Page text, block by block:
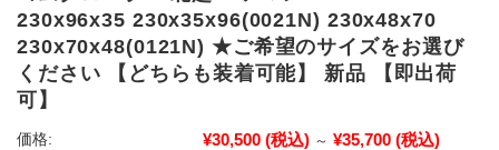
230x96x35 230x35x96(0021N) 230x48x70
230x70x48(0121N) ★ご希望のサイズをお選び
ください 【どちらも装着可能】 新品 【即出荷
可】
価格: ¥30,500 (税込) ～ ¥35,700 (税込)